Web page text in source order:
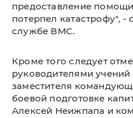
предоставление
потерпел катастрофу",
службе ВМС.
Кроме того следует
руководителями учений
заместителя
боевой подготовке
Алексей Неижпапа и